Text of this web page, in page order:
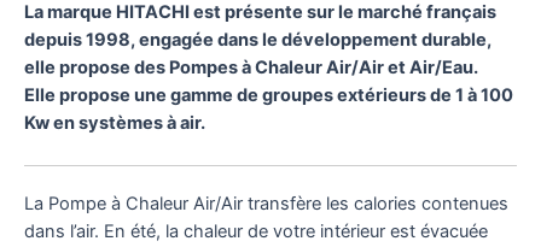
La marque HITACHI est présente sur le marché français
depuis 1998, engagée dans le développement durable,
elle propose des Pompes à Chaleur Air/Air et Air/Eau.
Elle propose une gamme de groupes extérieurs de 1 à 100
Kw en systèmes à air.
La Pompe à Chaleur Air/Air transfère les calories contenues
dans l’air. En été, la chaleur de votre intérieur est évacuée